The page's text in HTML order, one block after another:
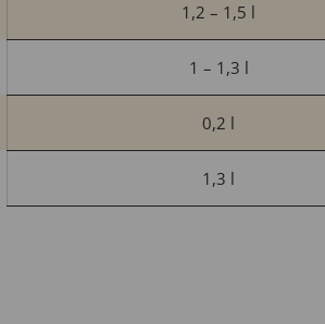
1,2 – 1,5 l
1 – 1,3 l
0,2 l
1,3 l